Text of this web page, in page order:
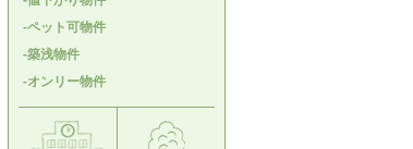
-ペット可物件
-築浅物件
-オンリー物件